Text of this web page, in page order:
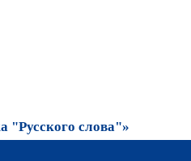
"Русского слова"»